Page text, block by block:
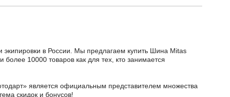
экипировки в России. Мы предлагаем купить Шина Mitas
10000 товаров как для тех, кто занимается
является официальным представителем множества
скидок и бонусов!